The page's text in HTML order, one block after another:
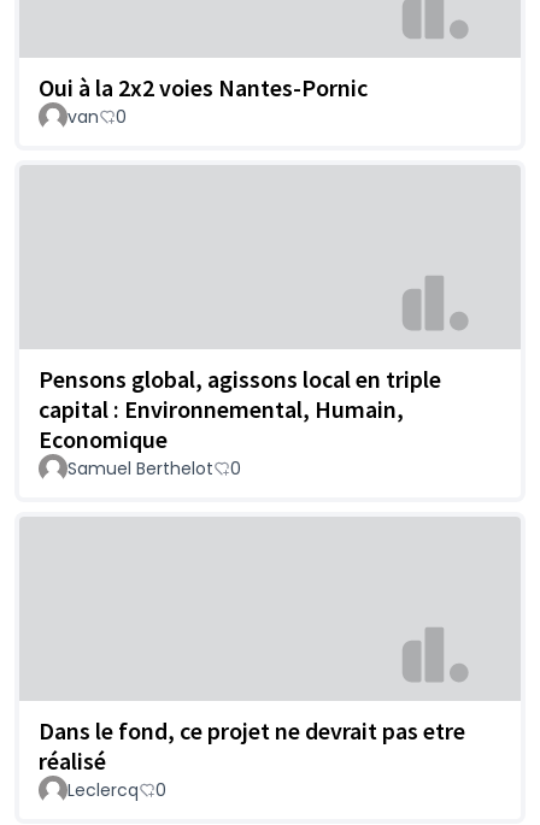
Oui à la 2x2 voies Nantes-Pornic
van 0
Pensons global, agissons local en triple
capital : Environnemental, Humain,
Economique
Samuel Berthelot 0
Dans le fond, ce projet ne devrait pas etre
réalisé
Leclercq 0